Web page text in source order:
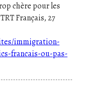
chère pour les
Français, 27
immigration-
francais-ou-pas-